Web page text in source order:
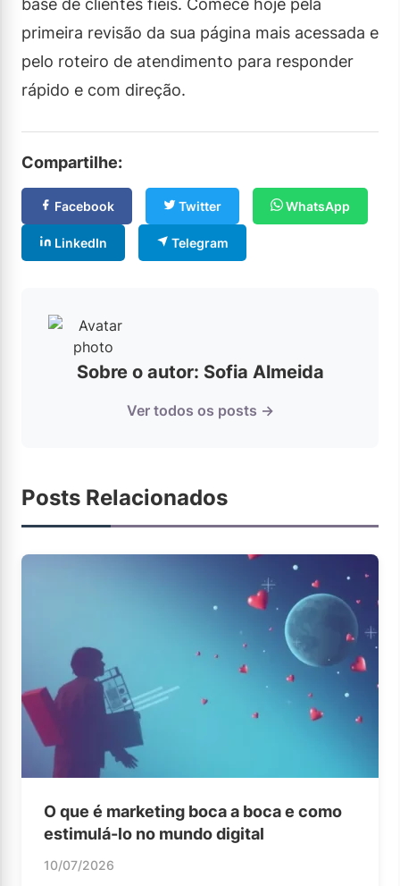
base de clientes fiéis. Comece hoje pela
primeira revisão da sua página mais acessada e
pelo roteiro de atendimento para responder
rápido e com direção.
Compartilhe:
Facebook Twitter WhatsApp
LinkedIn Telegram
Sobre o autor: Sofia Almeida
Ver todos os posts →
Posts Relacionados
O que é marketing boca a boca e como
estimulá-lo no mundo digital
10/07/2026